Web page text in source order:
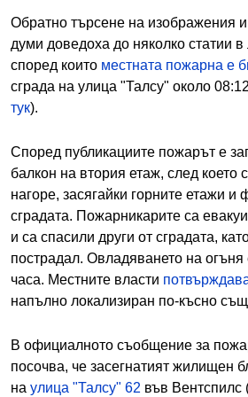
Обратно търсене на изображения
думи доведоха до няколко статии
според които местната пожарна е
сграда на улица "Талсу" около
тук).
Според публикациите пожарът е
балкон на втория етаж, след което
нагоре, засягайки горните етажи и
сградата. Пожарникарите са
и са спасили други от сградата,
пострадал. Овладяването на огъня
часа. Местните власти
напълно локализиран по-късно
В официалното съобщение за
посочва, че засегнатият жилищен
на улица "Талсу" 62 във Вентспилс